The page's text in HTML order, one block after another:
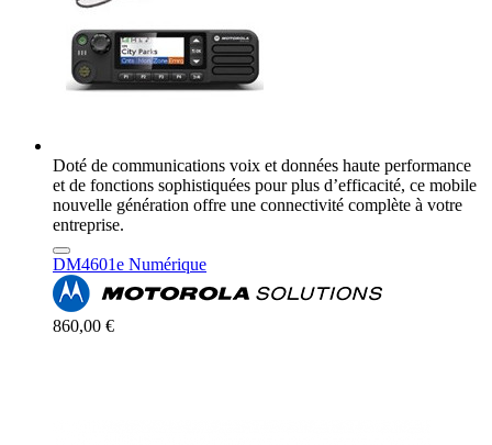
Doté de communications voix et données haute performance
et de fonctions sophistiquées pour plus d’efficacité, ce mobile
nouvelle génération offre une connectivité complète à votre
entreprise.
DM4601e Numérique
860,00 €